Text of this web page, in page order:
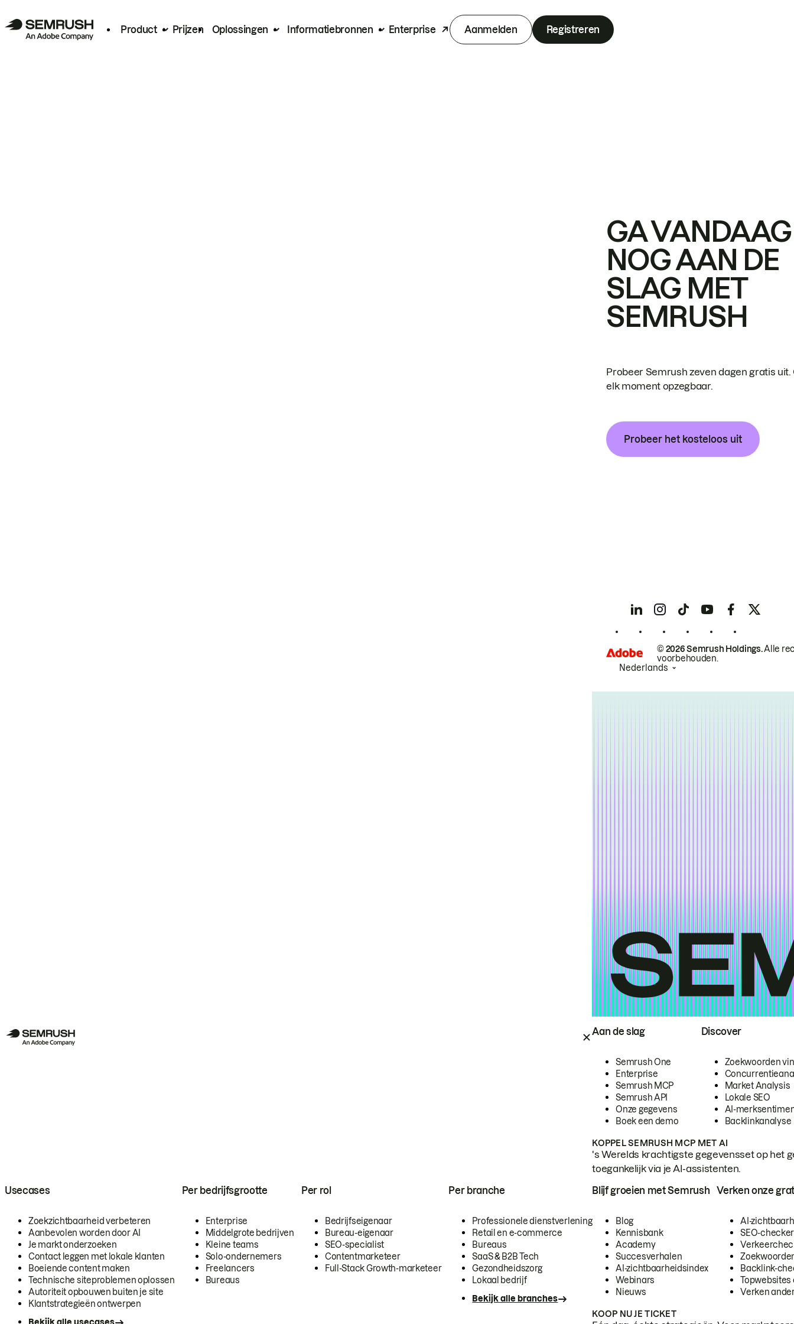
Product Prijzen Oplossingen Informatiebronnen Enterprise Aanmelden Registreren
Aan de slag
Semrush One
Enterprise
Semrush MCP
Semrush API
Onze gegevens
Boek een demo
Discover
Zoekwoorden
Market Analysis
Lokale SEO
AI-
Backlinkanalyse
KOPPEL SEMRUSH MCP MET AI
's Werelds krachtigste gegevensset op het
toegankelijk via je AI-assistenten.
Usecases
Zoekzichtbaarheid verbeteren
Aanbevolen worden door AI
Je markt onderzoeken
Contact leggen met lokale klanten
Boeiende content maken
Technische siteproblemen oplossen
Autoriteit opbouwen buiten je site
Klantstrategieën ontwerpen
Per bedrijfsgrootte
Enterprise
Middelgrote bedrijven
Kleine teams
Solo-ondernemers
Freelancers
Bureaus
Per rol
Bedrijfseigenaar
Bureau-eigenaar
SEO-specialist
Contentmarketeer
Full-Stack Growth-marketeer
Per branche
Professionele dienstverlening
Retail en e-commerce
Bureaus
SaaS & B2B Tech
Gezondheidszorg
Lokaal bedrijf
Bekijk alle branches
Blijf groeien met Semrush
Blog
Kennisbank
Academy
Succesverhalen
AI-zichtbaarheidsindex
Webinars
Nieuws
Verken onze
AI-
SEO-checker
Backlink-
Topwebsites
Verken
KOOP NU JE TICKET
GA VANDAAG
NOG AAN DE
SLAG MET
SEMRUSH
Probeer Semrush zeven dagen gratis uit.
elk moment opzegbaar.
Probeer het kosteloos uit
© 2026 Semrush Holdings.Alle
voorbehouden.
Nederlands